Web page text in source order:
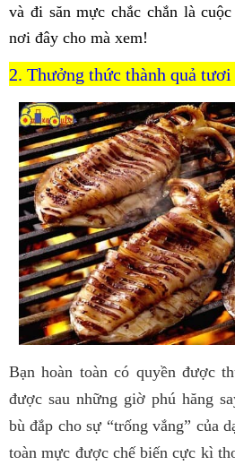
và đi săn mực chắc chắn là
nơi đây cho mà xem!
2. Thưởng thức thành quả tươi
Bạn hoàn toàn có quyền được
được sau những giờ phú hăng
bù đắp cho sự “trống vắng” của
toàn mực được chế biến cực kì